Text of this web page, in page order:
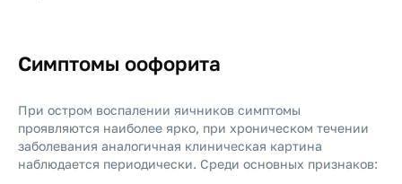
Симптомы оофорита
При остром воспалении яичников симптомы
проявляются наиболее ярко, при хроническом течении
заболевания аналогичная клиническая картина
наблюдается периодически. Среди основных признаков: